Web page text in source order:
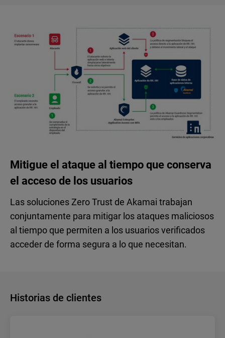
Mitigue el ataque al tiempo que conserva
el acceso de los usuarios
Las soluciones Zero Trust de Akamai trabajan
conjuntamente para mitigar los ataques maliciosos
al tiempo que permiten a los usuarios verificados
acceder de forma segura a lo que necesitan.
Historias de clientes